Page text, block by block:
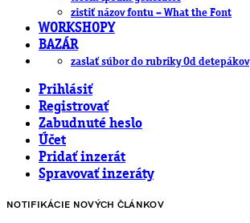
zistiť názov fontu – What the Font
WORKSHOPY
BAZÁR
zaslať súbor do rubriky Od detepákov
Prihlásiť
Registrovať
Zabudnuté heslo
Účet
Pridať inzerát
Spravovať inzeráty
NOTIFIKÁCIE NOVÝCH ČLÁNKOV